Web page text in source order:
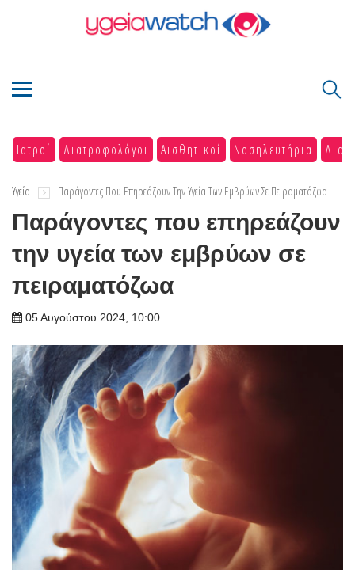
Ιατροί Διατροφολόγοι Αισθητικοί Νοσηλευτήρια
Υγεία Παράγοντες Που Επηρεάζουν Την Υγεία Των Εμβρύων Σε Πειραματόζωα
Παράγοντες που επηρεάζουν
την υγεία των εμβρύων σε
πειραματόζωα
05 Αυγούστου 2024, 10:00